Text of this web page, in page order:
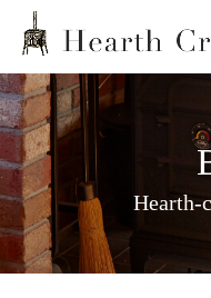
Hearth-